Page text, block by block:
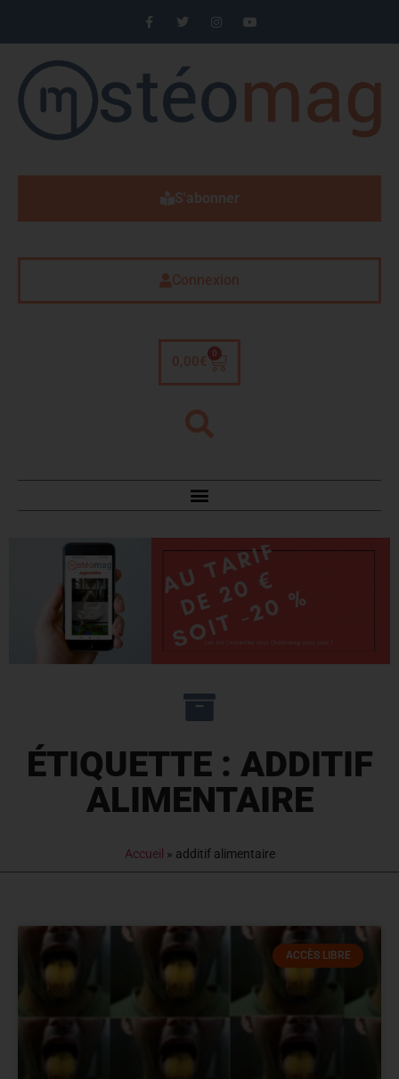
S'abonner
Connexion
0,00 €
0
ÉTIQUETTE : ADDITIF
ALIMENTAIRE
Accueil » additif alimentaire
ACCÈS LIBRE